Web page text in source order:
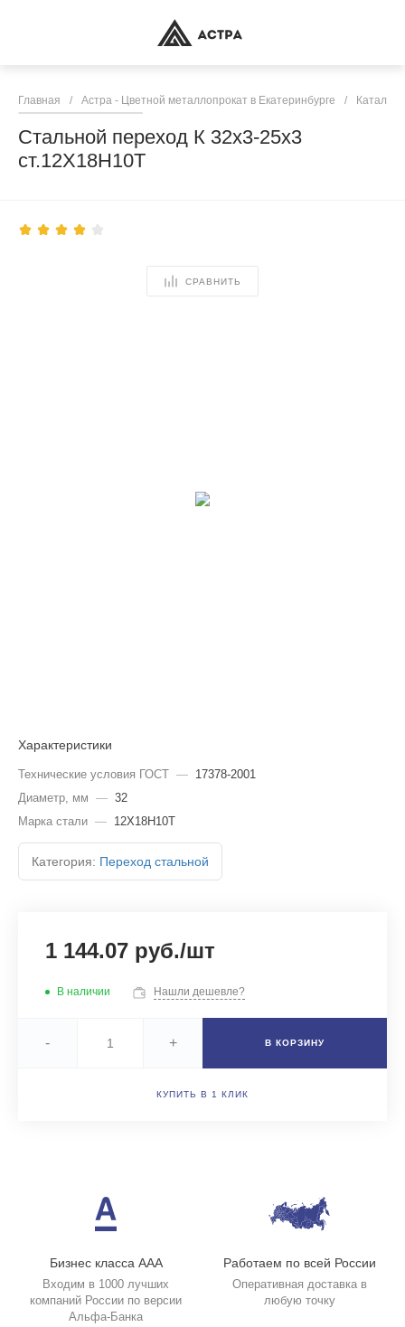
Главная / Астра - Цветной металлопрокат в Екатеринбурге / Каталог
Стальной переход К 32х3-25х3
ст.12Х18Н10Т
СРАВНИТЬ
Характеристики
Технические условия ГОСТ — 17378-2001
Диаметр, мм — 32
Марка стали — 12Х18Н10Т
Категория: Переход стальной
1 144.07 руб./шт
В наличии Нашли дешевле?
- + В КОРЗИНУ
КУПИТЬ В 1 КЛИК
Бизнес класса ААА
Входим в 1000 лучших
компаний России по версии
Альфа-Банка
Работаем по всей России
Оперативная доставка в
любую точку